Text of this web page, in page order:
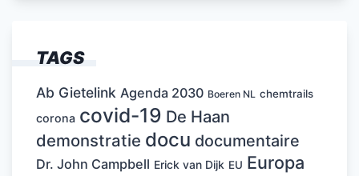
TAGS
Ab Gietelink Agenda 2030 Boeren NL chemtrails
corona covid-19 De Haan
demonstratie docu documentaire
Dr. John Campbell Erick van Dijk EU Europa